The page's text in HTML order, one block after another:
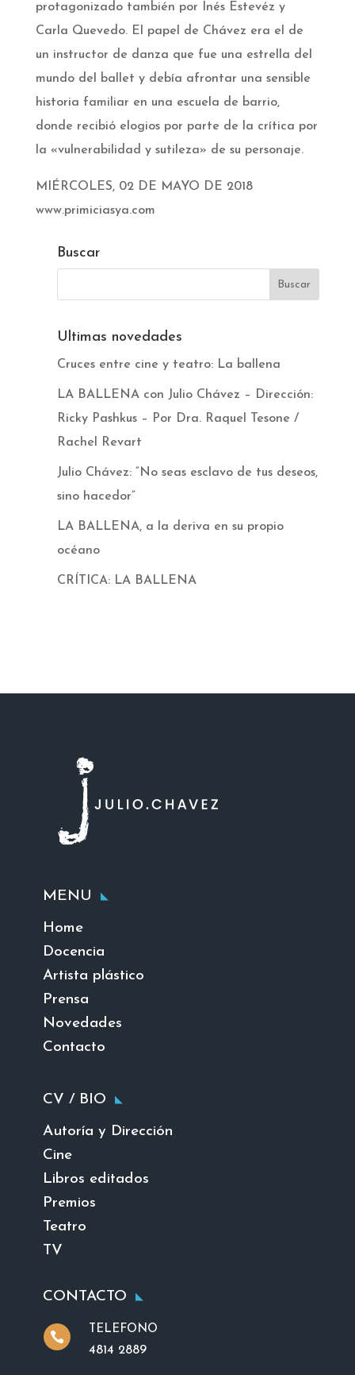
protagonizado también por Inés Estevéz y
Carla Quevedo. El papel de Chávez era el de
un instructor de danza que fue una estrella del
mundo del ballet y debía afrontar una sensible
historia familiar en una escuela de barrio,
donde recibió elogios por parte de la crítica por
la «vulnerabilidad y sutileza» de su personaje.
MIÉRCOLES, 02 DE MAYO DE 2018
www.primiciasya.com
Buscar
Ultimas novedades
Cruces entre cine y teatro: La ballena
LA BALLENA con Julio Chávez – Dirección:
Ricky Pashkus – Por Dra. Raquel Tesone /
Rachel Revart
Julio Chávez: “No seas esclavo de tus deseos,
sino hacedor”
LA BALLENA, a la deriva en su propio
océano
CRÍTICA: LA BALLENA
MENU
Home
Docencia
Artista plástico
Prensa
Novedades
Contacto
CV / BIO
Autoría y Dirección
Cine
Libros editados
Premios
Teatro
TV
CONTACTO

TELEFONO
4814 2889